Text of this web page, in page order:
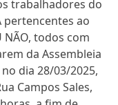
trabalhadores do
pertencentes ao
NÃO, todos com
da Assembleia
dia 28/03/2025,
Campos Sales,